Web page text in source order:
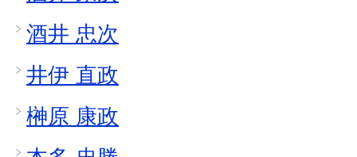
酒井 忠次
井伊 直政
榊原 康政